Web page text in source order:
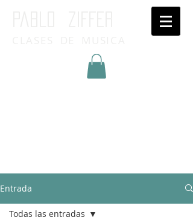
Entrada
Todas las entradas